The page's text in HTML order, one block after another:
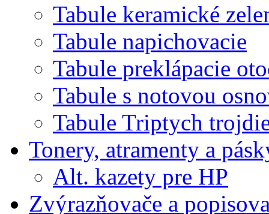
Tabule keramické
Tabule napichovacie
Tabule preklápacie
Tabule s notovou
Tabule Triptych
Tonery, atramenty a
Alt. kazety pre HP
Zvýrazňovače a